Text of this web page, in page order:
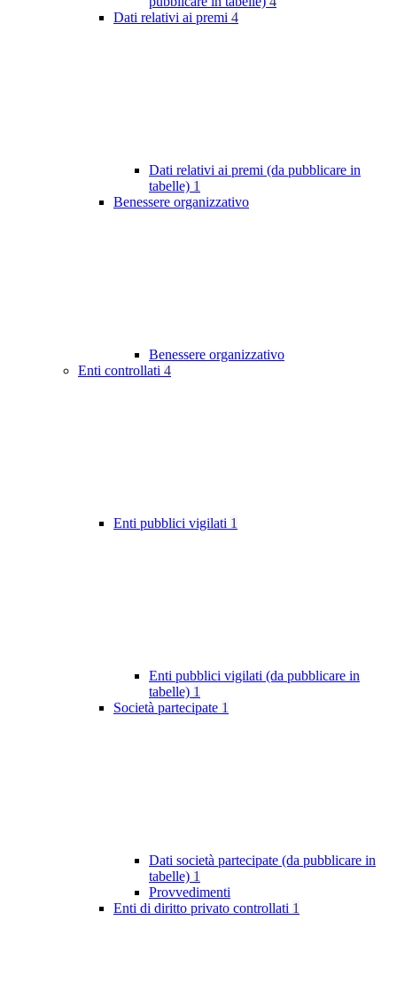
Dati relativi ai premi 4
Dati relativi ai premi (da pubblicare in
tabelle) 1
Benessere organizzativo
Benessere organizzativo
Enti controllati 4
Enti pubblici vigilati 1
Enti pubblici vigilati (da pubblicare in
tabelle) 1
Società partecipate 1
Dati società partecipate (da pubblicare in
tabelle) 1
Provvedimenti
Enti di diritto privato controllati 1